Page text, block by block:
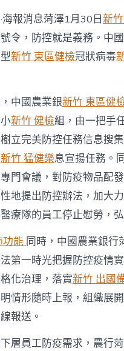
海報消息菏澤1月30日新
令，防控就是義務。中
新竹 東區健檢冠狀病毒
中國農業銀新竹 東區健
新竹 健檢組，由一把手
立完美防控任務信息搜
新竹 猛健樂息宣揚任務。
門會議，對防疫物品配
地提出防控辦法，加大
療隊的員工停止慰勞，
功能 同時，中國農業銀行
第一時光把握防控疫情實
化治理，落實新竹 出國
情形隨時上報，組織展
報送。
層員工防疫需求，農行